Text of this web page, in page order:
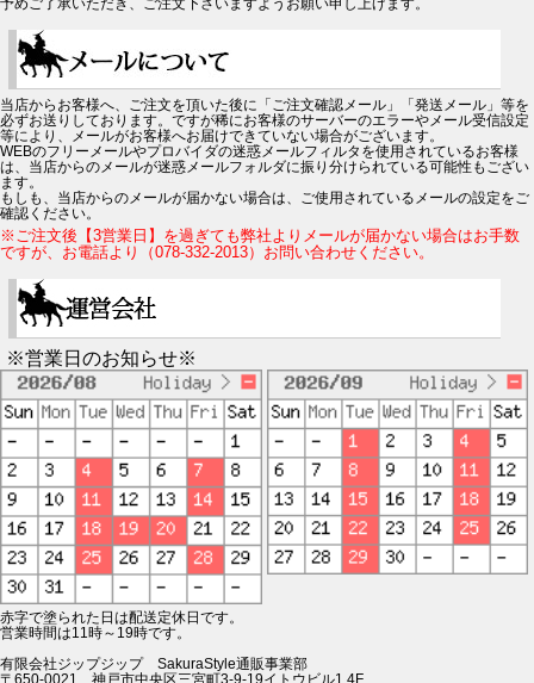
当店からお客様へ、ご注文を頂いた後に「ご注文確認メール」「発送メール」等を
必ずお送りしております。ですが稀にお客様のサーバーのエラーやメール受信設定
等により、メールがお客様へお届けできていない場合がございます。
WEBのフリーメールやプロバイダの迷惑メールフィルタを使用されているお客様
は、当店からのメールが迷惑メールフォルダに振り分けられている可能性もござい
ます。
もしも、当店からのメールが届かない場合は、ご使用されているメールの設定をご
確認ください。
※ご注文後【3営業日】を過ぎても弊社よりメールが届かない場合はお手数
ですが、お電話より（078-332-2013）お問い合わせください。
※営業日のお知らせ※
赤字で塗られた日は配送定休日です。
営業時間は11時～19時です。
有限会社ジップジップ SakuraStyle通販事業部
〒650-0021 神戸市中央区三宮町3-9-19イトウビル1,4F